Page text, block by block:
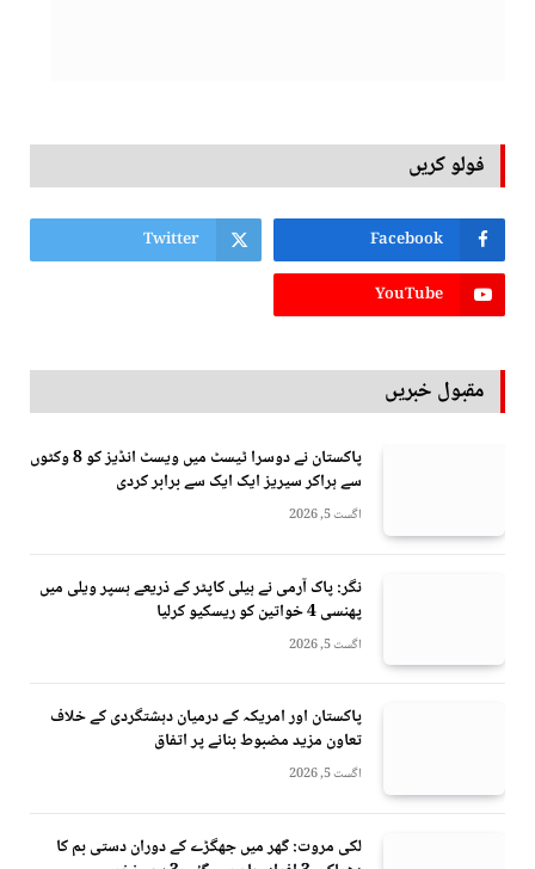
فولو کریں
Facebook
Twitter
YouTube
مقبول خبریں
پاکستان نے دوسرا ٹیسٹ میں ویسٹ انڈیز کو 8 وکٹوں
سے ہراکر سیریز ایک ایک سے برابر کردی
اگست 5, 2026
نگر: پاک آرمی نے ہیلی کاپٹر کے ذریعے ہسپر ویلی میں
پھنسی 4 خواتین کو ریسکیو کرلیا
اگست 5, 2026
پاکستان اور امریکہ کے درمیان دہشتگردی کے خلاف
تعاون مزید مضبوط بنانے پر اتفاق
اگست 5, 2026
لکی مروت: گھر میں جھگڑے کے دوران دستی بم کا